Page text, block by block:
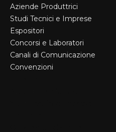
Aziende Produttrici
Studi Tecnici e Imprese
Espositori
Concorsi e Laboratori
Canali di Comunicazione
Convenzioni